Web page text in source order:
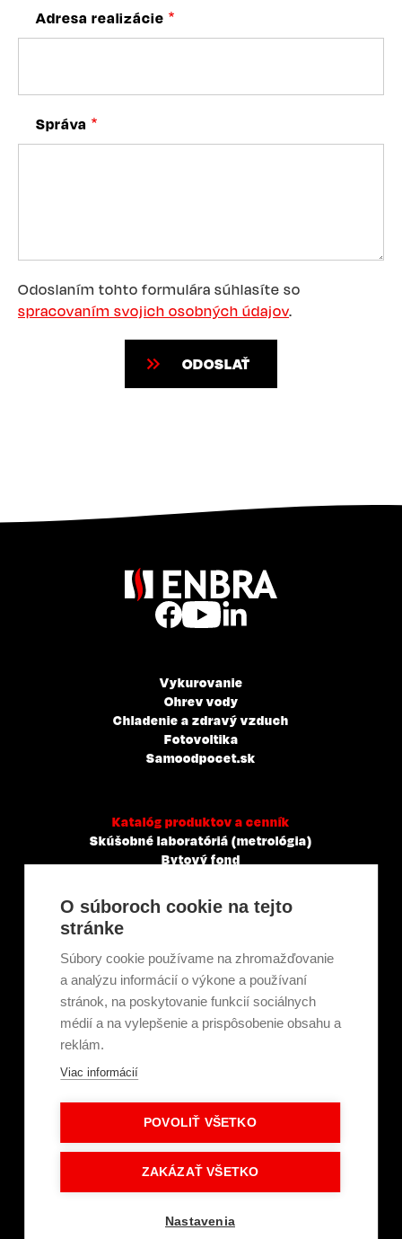
Adresa realizácie
Správa
Odoslaním tohto formulára súhlasíte so
spracovaním svojich osobných údajov.
Vykurovanie
Ohrev vody
Chladenie a zdravý vzduch
Fotovoltika
Samoodpocet.sk
Katalóg produktov a cenník
Skúšobné laboratóriá (metrológia)
Bytový fond
Mestá a obce
Tepelné elektrárne a priemysel
Developeri
Školenie a technické poradenstvo
Kariéra
Články a novinky
GDPR a súbory cookie
Obchodné podmienky
Intranet - Prihlásenie
O súboroch cookie na tejto
stránke
Súbory cookie používame na zhromažďovanie
a analýzu informácií o výkone a používaní
stránok, na poskytovanie funkcií sociálnych
médií a na vylepšenie a prispôsobenie obsahu a
reklám.
Viac informácií
POVOLIŤ VŠETKO
ZAKÁZAŤ VŠETKO
Nastavenia